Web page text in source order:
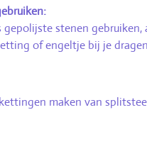
gepolijste stenen
of engeltje bij je
maken van